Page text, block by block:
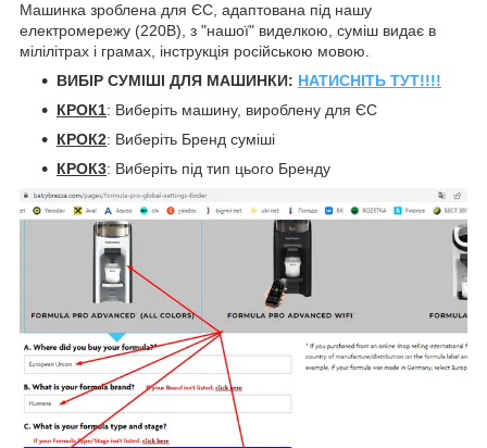
Машинка зроблена для ЄС, адаптована під нашу
електромережу (220В), з "нашої" виделкою, суміш видає в
мілілітрах і грамах, інструкція російською мовою.
ВИБІР СУМІШІ ДЛЯ МАШИНКИ: НАТИСНІТЬ ТУТ!!!!
КРОК1: Виберіть машину, вироблену для ЄС
КРОК2: Виберіть Бренд суміші
КРОК3: Виберіть під тип цього Бренду